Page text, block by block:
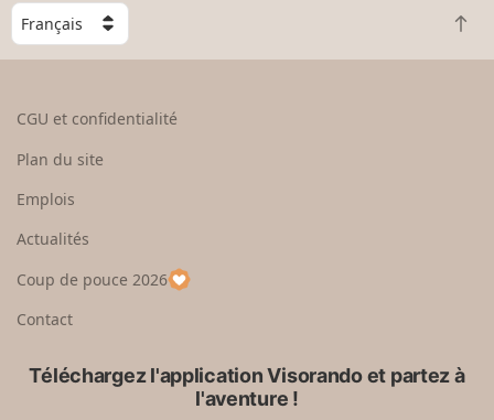
C
h
o
e
u
p
a
R
e
CGU et confidentialité
Plan du site
Emplois
Actualités
Coup de pouce 2026
Contact
Téléchargez l'application Visorando et partez à
l'aventure !